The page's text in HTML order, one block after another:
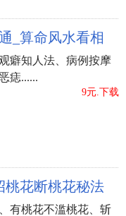
_算命风水看相
癖知人法、病例按摩
痣......
9元.下载
桃花断桃花秘法
有桃花不滥桃花、斩